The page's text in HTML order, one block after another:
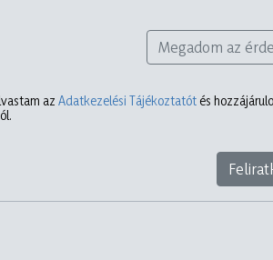
Megadom az
az Adatkezelési Tájékoztatót és